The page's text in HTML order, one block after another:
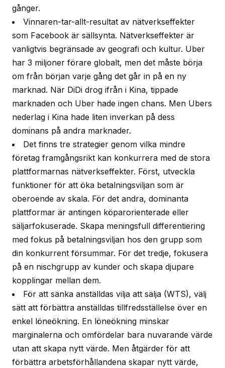
gånger.
Vinnaren-tar-allt-resultat av nätverkseffekter
som Facebook är sällsynta. Nätverkseffekter är
vanligtvis begränsade av geografi och kultur. Uber
har 3 miljoner förare globalt, men det måste börja
om från början varje gång det går in på en ny
marknad. När DiDi drog ifrån i Kina, tippade
marknaden och Uber hade ingen chans. Men Ubers
nederlag i Kina hade liten inverkan på dess
dominans på andra marknader.
Det finns tre strategier genom vilka mindre
företag framgångsrikt kan konkurrera med de stora
plattformarnas nätverkseffekter. Först, utveckla
funktioner för att öka betalningsviljan som är
oberoende av skala. För det andra, dominanta
plattformar är antingen köparorienterade eller
säljarfokuserade. Skapa meningsfull differentiering
med fokus på betalningsviljan hos den grupp som
din konkurrent försummar. För det tredje, fokusera
på en nischgrupp av kunder och skapa djupare
kopplingar mellan dem.
För att sänka anställdas vilja att sälja (WTS), välj
sätt att förbättra anställdas tillfredsställelse över en
enkel löneökning. En löneökning minskar
marginalerna och omfördelar bara nuvarande värde
utan att skapa nytt värde. Men åtgärder för att
förbättra arbetsförhållandena skapar nytt värde,